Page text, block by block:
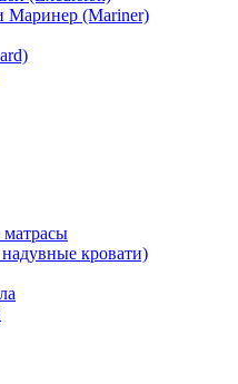
Маринер (Mariner)
матрасы
кровати)